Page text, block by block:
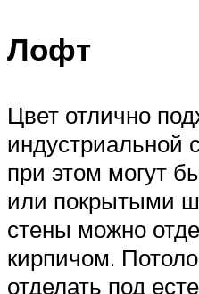
Лофт
Цвет отлично
индустриальной
при этом могут
или покрытыми
стены можно
кирпичом.
отделать под